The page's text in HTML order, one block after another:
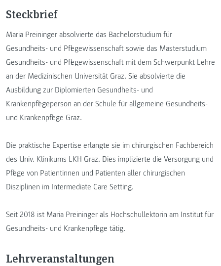
Steckbrief
Maria Preininger absolvierte das Bachelorstudium für
Gesundheits- und Pflegewissenschaft sowie das Masterstudium
Gesundheits- und Pflegewissenschaft mit dem Schwerpunkt Lehre
an der Medizinischen Universität Graz. Sie absolvierte die
Ausbildung zur Diplomierten Gesundheits- und
Krankenpflegeperson an der Schule für allgemeine Gesundheits-
und Krankenpflege Graz.
Die praktische Expertise erlangte sie im chirurgischen Fachbereich
des Univ. Klinikums LKH Graz. Dies implizierte die Versorgung und
Pflege von Patientinnen und Patienten aller chirurgischen
Disziplinen im Intermediate Care Setting.
Seit 2018 ist Maria Preininger als Hochschullektorin am Institut für
Gesundheits- und Krankenpflege tätig.
Lehrveranstaltungen